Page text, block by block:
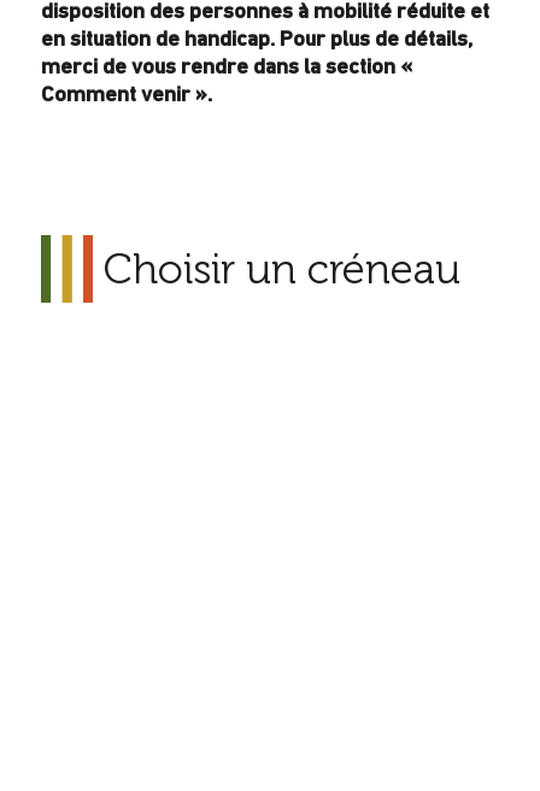
disposition des personnes à mobilité réduite et
en situation de handicap. Pour plus de détails,
merci de vous rendre dans la section «
Comment venir ».
Choisir un créneau